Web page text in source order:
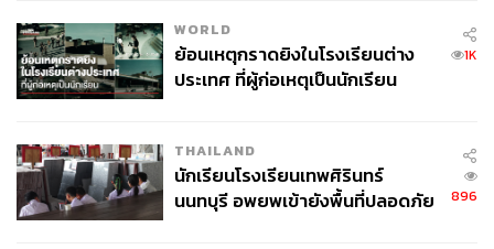
WORLD
ย้อนเหตุกราดยิงในโรงเรียนต่าง
ประเทศ ที่ผู้ก่อเหตุเป็นนักเรียน
1K
THAILAND
นักเรียนโรงเรียนเทพศิรินทร์
นนทบุรี อพยพเข้ายังพื้นที่ปลอดภัย
896